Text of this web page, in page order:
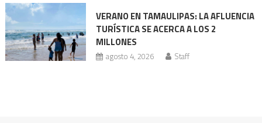
VERANO EN TAMAULIPAS: LA AFLUENCIA
TURÍSTICA SE ACERCA A LOS 2
MILLONES
agosto 4, 2026 Staff